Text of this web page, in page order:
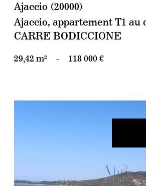
Ajaccio (20000)
Ajaccio, appartement T1 au
CARRE BODICCIONE
29,42 m² - 118 000 €
voir le bien